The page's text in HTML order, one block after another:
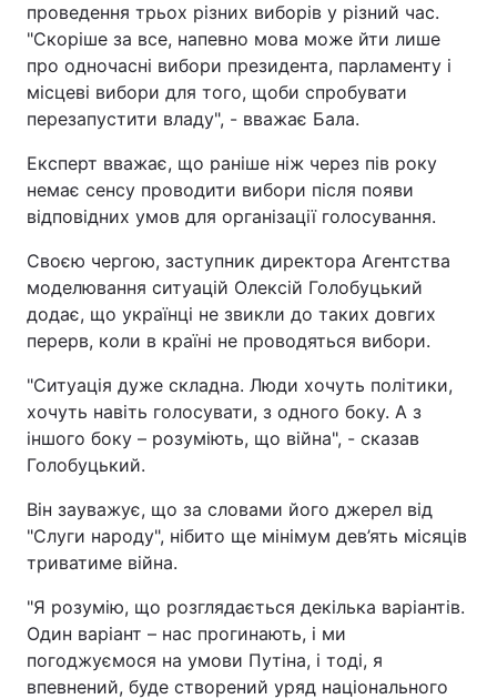
проведення трьох різних виборів у різний час.
"Скоріше за все, напевно мова може йти лише
про одночасні вибори президента, парламенту і
місцеві вибори для того, щоби спробувати
перезапустити владу", - вважає Бала.
Експерт вважає, що раніше ніж через пів року
немає сенсу проводити вибори після появи
відповідних умов для організації голосування.
Своєю чергою, заступник директора Агентства
моделювання ситуацій Олексій Голобуцький
додає, що українці не звикли до таких довгих
перерв, коли в країні не проводяться вибори.
"Ситуація дуже складна. Люди хочуть політики,
хочуть навіть голосувати, з одного боку. А з
іншого боку – розуміють, що війна", - сказав
Голобуцький.
Він зауважує, що за словами його джерел від
"Слуги народу", нібито ще мінімум дев’ять місяців
триватиме війна.
"Я розумію, що розглядається декілька варіантів.
Один варіант – нас прогинають, і ми
погоджуємося на умови Путіна, і тоді, я
впевнений, буде створений уряд національного